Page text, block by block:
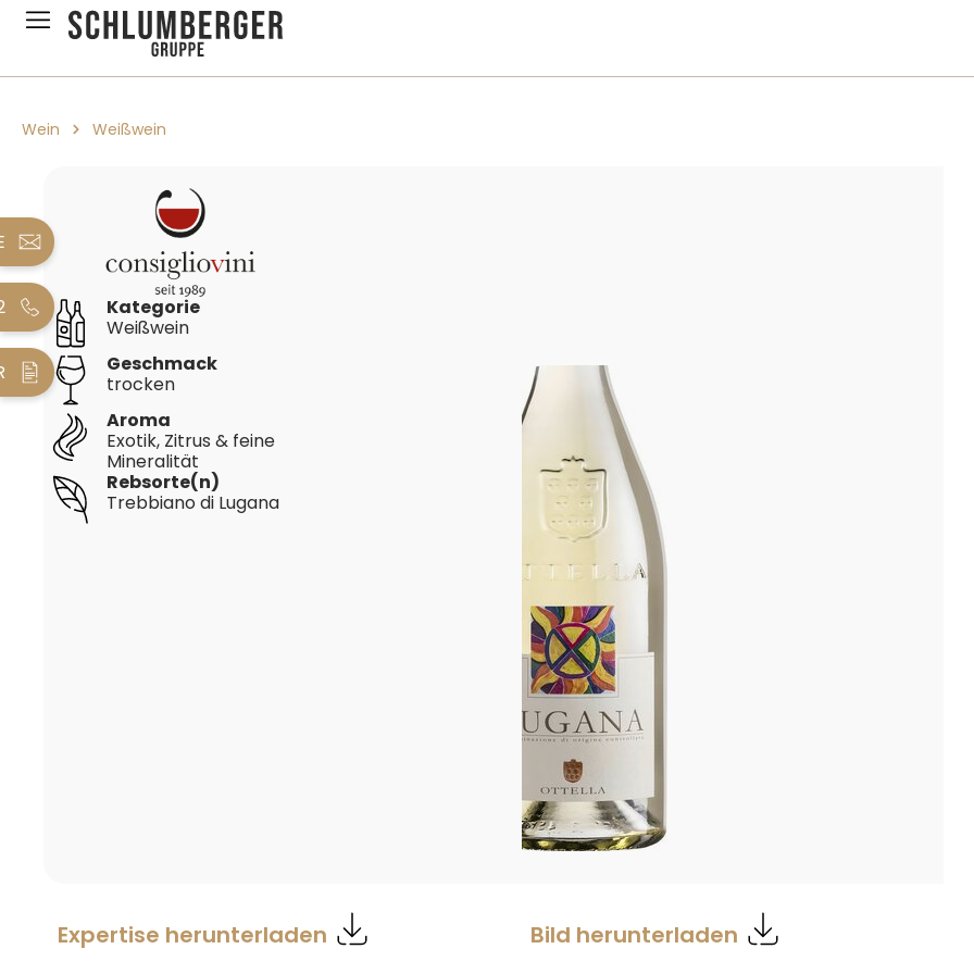
Zur Hauptnavigation springen
Wein Weißwein
Kategorie
Weißwein
Aroma
Exotik, Zitrus & feine
Mineralität
Geschmack
trocken
Rebsorte(n)
Trebbiano di Lugana
Expertise herunterladen Bild herunterladen